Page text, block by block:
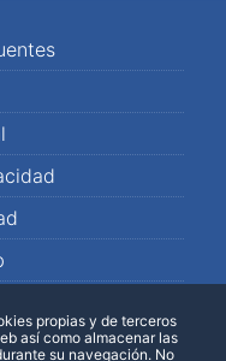
propias y de terceros
así como almacenar las
su navegación. No